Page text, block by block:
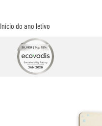
Início do ano letivo